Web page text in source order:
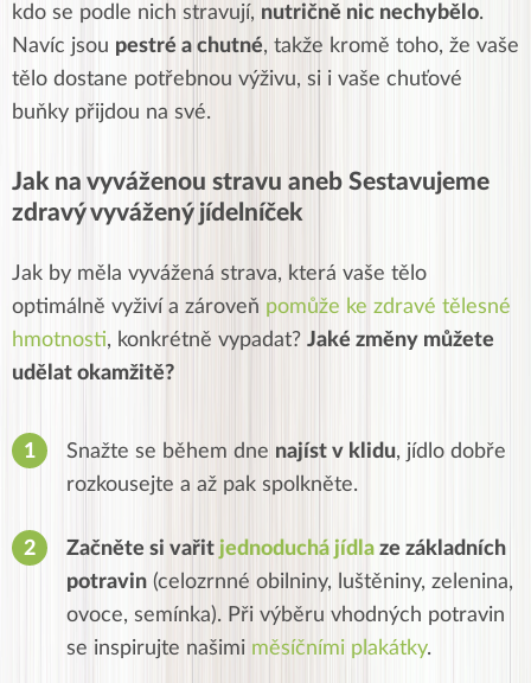
kdo se podle nich stravují, nutričně nic nechybělo.
Navíc jsou pestré a chutné, takže kromě toho, že vaše
tělo dostane potřebnou výživu, si i vaše chuťové
buňky přijdou na své.
Jak na vyváženou stravu aneb Sestavujeme
zdravý vyvážený jídelníček
Jak by měla vyvážená strava, která vaše tělo
optimálně vyživí a zároveň pomůže ke zdravé tělesné
hmotnosti, konkrétně vypadat? Jaké změny můžete
udělat okamžitě?
Snažte se během dne najíst v klidu, jídlo dobře
rozkousejte a až pak spolkněte.
Začněte si vařit jednoduchá jídla ze základních
potravin (celozrnné obilniny, luštěniny, zelenina,
ovoce, semínka). Při výběru vhodných potravin
se inspirujte našimi měsíčními plakátky.